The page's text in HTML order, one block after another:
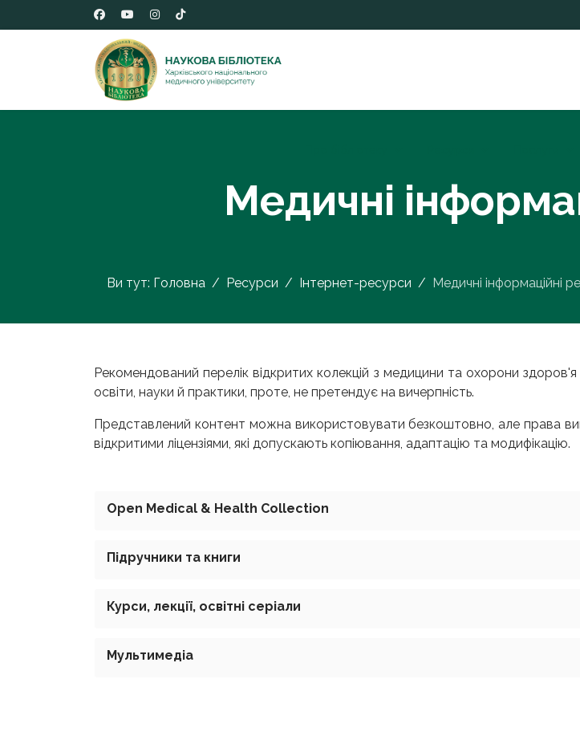
Медичні
Ви тут: Головна Ресурси Інтернет-ресурси Медичні інформаційні
Рекомендований перелік відкритих колекцій з медицини та охорони
освіти, науки й практики, проте, не претендує на вичерпність.
Представлений контент можна використовувати безкоштовно, але права
відкритими ліцензіями, які допускають копіювання, адаптацію та модифікацію.
Open Medical & Health Collection
Підручники та книги
Курси, лекції, освітні серіали
Мультимедіа